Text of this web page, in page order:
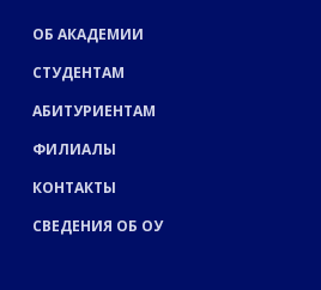
ОБ АКАДЕМИИ
СТУДЕНТАМ
АБИТУРИЕНТАМ
ФИЛИАЛЫ
КОНТАКТЫ
СВЕДЕНИЯ ОБ ОУ